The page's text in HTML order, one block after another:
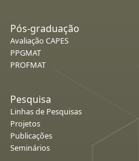
Pós-graduação
Avaliação CAPES
PPGMAT
PROFMAT
Pesquisa
Linhas de Pesquisas
Projetos
Publicações
Seminários